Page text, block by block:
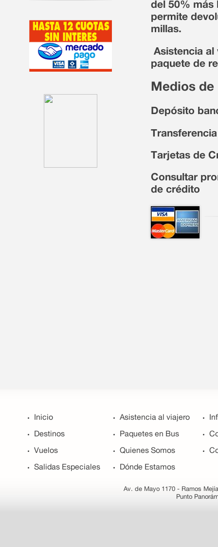
del 50% más
permite
millas.
Asistencia al
paquete de
Medios de
Depósito
Tarjetas de
Consultar
de crédito
Inicio
Destinos
Vuelos
Salidas Especiales
Asistencia al viajero
Paquetes en Bus
Quienes Somos
Dónde Estamos
Av. de Mayo 1170 - Ramos
Punto